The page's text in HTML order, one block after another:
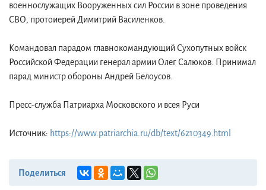
военнослужащих Вооруженных сил России в зоне проведения
СВО, протоиерей Димитрий Василенков.
Командовал парадом главнокомандующий Сухопутных войск
Российской Федерации генерал армии Олег Салюков. Принимал
парад министр обороны Андрей Белоусов.
Пресс-служба Патриарха Московского и всея Руси
Источник: https://www.patriarchia.ru/db/text/6210349.html
Поделиться